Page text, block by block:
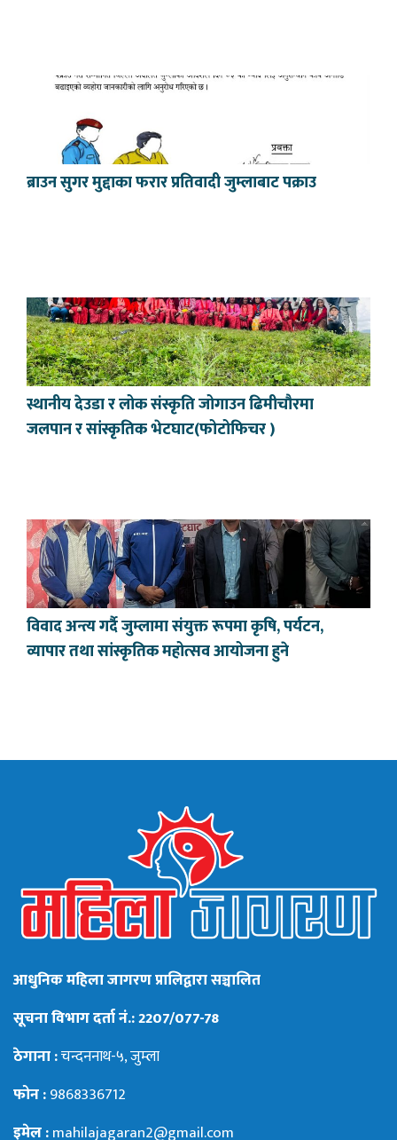
ब्राउन सुगर मुद्दाका फरार प्रतिवादी जुम्लाबाट पक्राउ
स्थानीय देउडा र लोक संस्कृति जोगाउन ढिमीचौरमा
जलपान र सांस्कृतिक भेटघाट(फोटोफिचर )
विवाद अन्त्य गर्दै जुम्लामा संयुक्त रूपमा कृषि, पर्यटन,
व्यापार तथा सांस्कृतिक महोत्सव आयोजना हुने
आधुनिक महिला जागरण प्रालिद्वारा सञ्चालित
सूचना विभाग दर्ता नं.: 2207/077-78
ठेगाना :चन्दननाथ-५, जुम्ला
फोन :9868336712
इमेल :mahilajagaran2@gmail.com